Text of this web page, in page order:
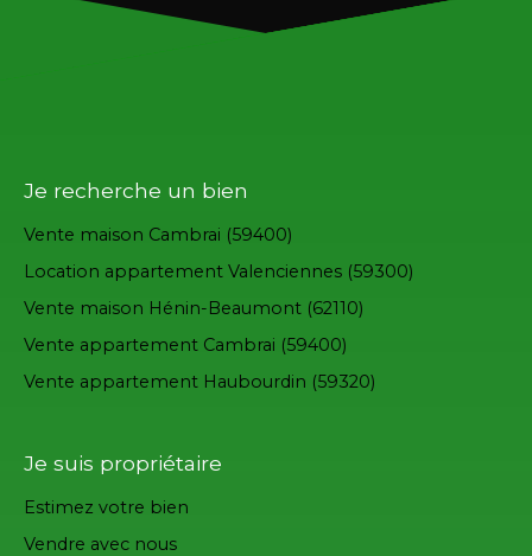
Je recherche un bien
Vente maison Cambrai (59400)
Location appartement Valenciennes (59300)
Vente maison Hénin-Beaumont (62110)
Vente appartement Cambrai (59400)
Vente appartement Haubourdin (59320)
Je suis propriétaire
Estimez votre bien
Vendre avec nous